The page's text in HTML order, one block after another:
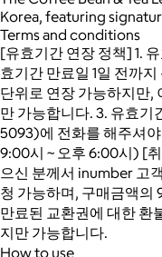
Korea, featuring
Terms and conditions
[유효기간 연장 정책] 1.
효기간 만료일 1일 전까
단위로 연장 가능하지만,
만 가능합니다. 3. 유효
5093)에 전화를 해주셔
9:00시 ~ 오후 6:00시) [
으신 분께서 inumber 고
청 가능하며, 구매금액의
만료된 교환권에 대한 환
지만 가능합니다.
How to use